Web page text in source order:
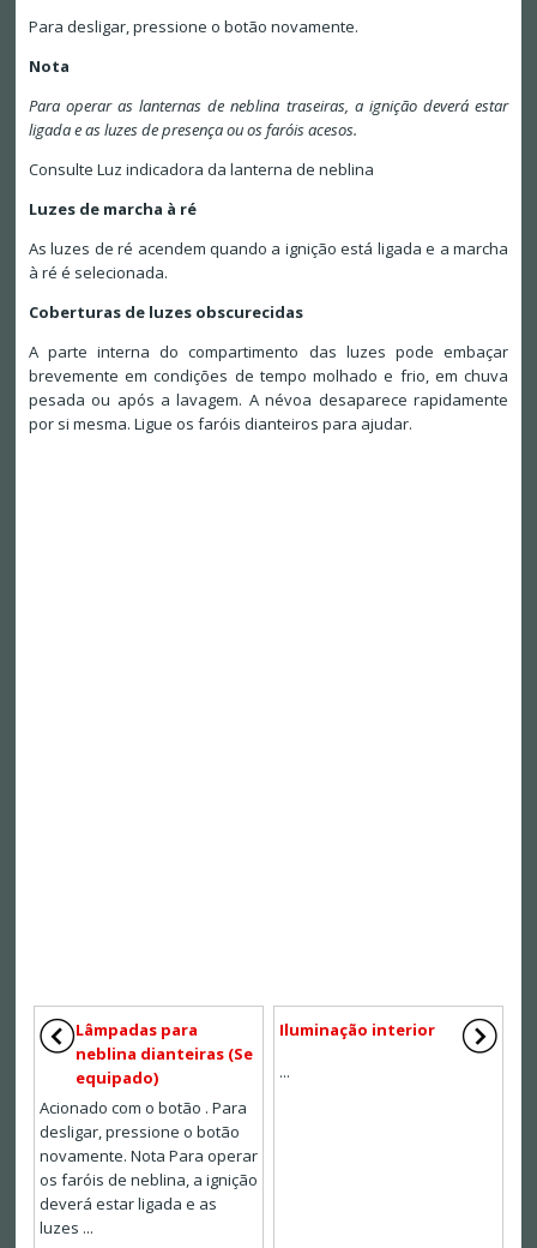
Para desligar, pressione o botão novamente.
Nota
Para operar as lanternas de neblina traseiras, a ignição deverá estar
ligada e as luzes de presença ou os faróis acesos.
Consulte Luz indicadora da lanterna de neblina
Luzes de marcha à ré
As luzes de ré acendem quando a ignição está ligada e a marcha
à ré é selecionada.
Coberturas de luzes obscurecidas
A parte interna do compartimento das luzes pode embaçar
brevemente em condições de tempo molhado e frio, em chuva
pesada ou após a lavagem. A névoa desaparece rapidamente
por si mesma. Ligue os faróis dianteiros para ajudar.
Lâmpadas para
neblina dianteiras (Se
equipado)
Acionado com o botão . Para
desligar, pressione o botão
novamente. Nota Para operar
os faróis de neblina, a ignição
deverá estar ligada e as
luzes ...
Iluminação interior
...